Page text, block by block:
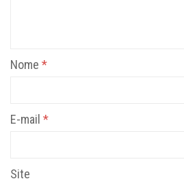
Nome *
E-mail *
Site